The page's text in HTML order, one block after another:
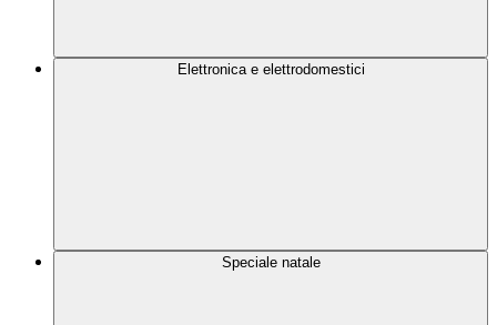
Elettronica e elettrodomestici
Speciale natale